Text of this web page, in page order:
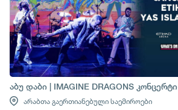
აბუ დაბი | IMAGINE DRAGONS კონცერტი
არაბთა გაერთიანებული საემიროები